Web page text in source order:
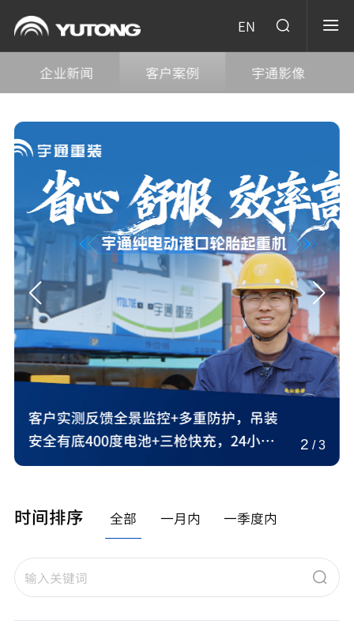
EN
企业新闻 客户案例 宇通影像
湖南增程车主故事:告别补能困扰，打破
效率瓶颈，宇通T400RE助力水泥中长途
运输，实现成本与效率兼得
3 /3
时间排序 全部 一月内 一季度内